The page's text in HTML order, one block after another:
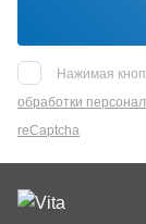
Нажимая
обработки
reCaptcha